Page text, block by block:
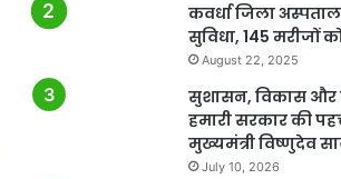
कवर्धा जिला
सुविधा, 145 मरीजों
August 22, 2025
सुशासन, विकास
हमारी सरकार की
मुख्यमंत्री विष्णुदेव
July 10, 2026